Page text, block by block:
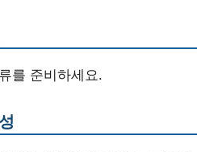
를 준비하세요.